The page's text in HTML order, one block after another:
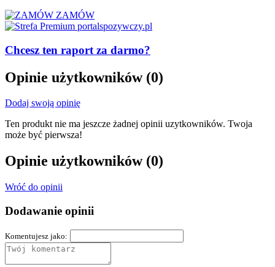
ZAMÓW
Chcesz ten raport za darmo?
Opinie użytkowników (0)
Dodaj swoją opinię
Ten produkt nie ma jeszcze żadnej opinii uzytkowników. Twoja
może być pierwsza!
Opinie użytkowników (0)
Wróć do opinii
Dodawanie opinii
Komentujesz jako: